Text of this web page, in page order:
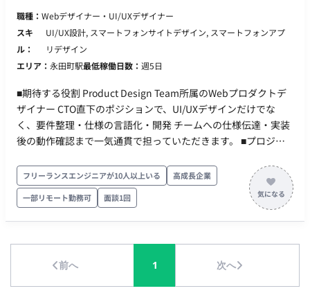
CDK(TypeScript), ECS on Fargate, Lambda, SQS その他：
GitHub, GitHub Actions ■チーム体制 ▼開発組織 〇Stream
Aligned Team：プロダクトコードの実装 ・開発者：3名〜
4名 ・プロダクトオーナー：1名（CTOが 兼務） 〇
・PdM：1名 ・プロダクトオーナー：1名(CTOが兼務)
〇Enabling Team：技術的な相談相手 ・Web開発：1名
・AI：1名 〇CTO ▼プロダクトマネジメント 〇PDM ■
開発スタイル・コミュニケーション ▼スプリント(半⽉） 〇
スプリントプランニング 〇デイリースクラム 〇スプリント
レビュー（出社。半⽉に1度） 〇スプリントレトロスペクテ
ィブ ▼同期コミュニケーション：Gather 〇バーチャルオフ
ィスに出社 〇⾮同期コミュニケーション：Slack 〇ストッ
ロジェクト管理：Notion 〇開発⽣産性改善：Findy Team+
〇グループウェア： GoogleWorkspace(Gmail,
GoogleCalendar, SpreadSheet） 〇モブプロ‧ペアプロ ■会
社・求人の魅力 〇新規プロダクトとなり、ライブラリ選定等
職種： Webデザイナー・UI/UXデザイナー
スキ
ル：
UI/UX設計, スマートフォンサイトデザイン, スマートフォンアプ
リデザイン
エリア： 永田町駅最低稼働日数： 週5日
■期待する役割 Product Design Team所属のWebプロダクトデ
ザイナー CTO直下のポジションで、UI/UXデザインだけでな
く、要件整理・仕様の言語化・開発 チームへの仕様伝達・実装
後の動作確認まで一気通貫で担っていただきます。 ■プロジェ
マーケティングテクノロジー領域のプロダクトを開発していま
す。 現在、SNSプラットフォーム向けのメッセージ配信システ
ムを社内運用チーム向けにβリリース済みです。 今後はサービ
スのブラッシュアップを進めながら、将来的なSaaS化も視野に
ことで、開発サイクルを高速に回すことができる体制を目指し
ています。 今回は、要求整理から画面設計、開発チームへの仕
フリーランスエンジニアが10人以上いる
高成長企業
一部リモート勤務可
面談1回
前へ 1 次へ